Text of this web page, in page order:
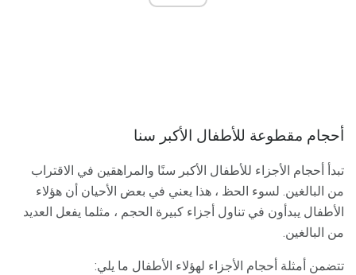
أحجام مقطوعة للأطفال الأكبر سنا
تبدأ أحجام الأجزاء للأطفال الأكبر سنًا والمراهقين في الاقتراب
من البالغين. لسوء الحظ ، هذا يعني في بعض الأحيان أن هؤلاء
الأطفال يبدأون في تناول أجزاء كبيرة الحجم ، مثلما يفعل العديد
من البالغين.
تتضمن أمثلة أحجام الأجزاء لهؤلاء الأطفال ما يلي: